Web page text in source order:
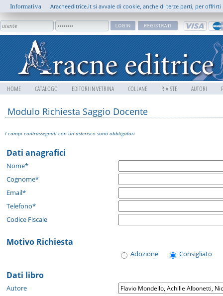
HOME CATALOGO EDITORI IN VETRINA COLLANE RIVISTE AUTORI
Modulo Richiesta Saggio Docente
I campi contrassegnati con un asterisco sono obbligatori
Dati anagrafici
Nome*
Cognome*
Email*
Telefono*
Codice Fiscale
Motivo Richiesta
Adozione Consigliato
Dati libro
Autore
Informativa Aracneeditrice.it si avvale di cookie, anche di terze parti, per